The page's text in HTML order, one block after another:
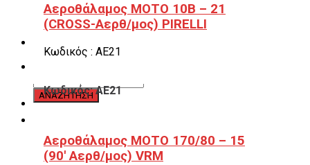
Αεροθάλαμος ΜΟΤΟ 10B – 21
(CROSS-Αερθ/μος) PIRELLI
Κωδικός : ΑΕ21
Κωδικός: ΑΕ21
Αεροθάλαμος ΜΟΤΟ 170/80 – 15
(90′ Αερθ/μος) VRM